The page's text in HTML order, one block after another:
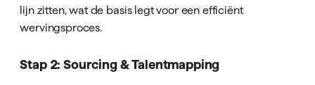
lijn zitten, wat de basis legt voor een efficiënt
wervingsproces.
Stap 2: Sourcing & Talentmapping